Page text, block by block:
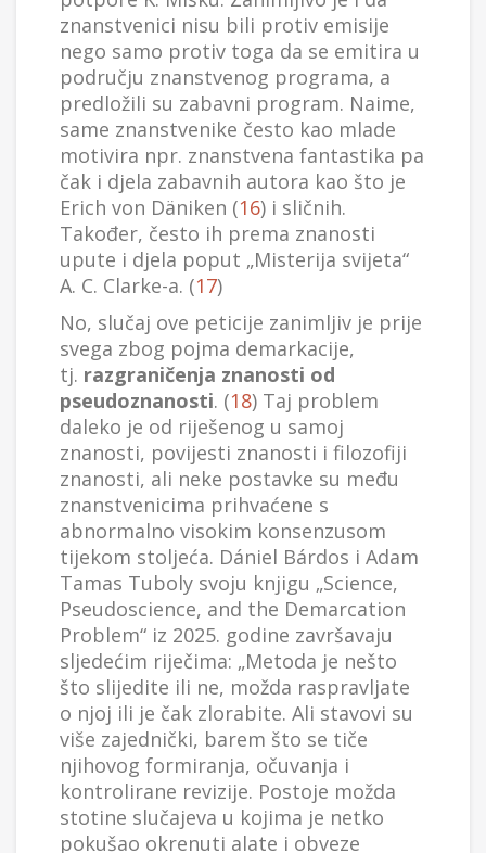
znanstvenici nisu bili protiv emisije
nego samo protiv toga da se emitira u
području znanstvenog programa, a
predložili su zabavni program. Naime,
same znanstvenike često kao mlade
motivira npr. znanstvena fantastika pa
čak i djela zabavnih autora kao što je
Erich von Däniken (16) i sličnih.
Također, često ih prema znanosti
upute i djela poput „Misterija svijeta“
A. C. Clarke-a. (17)
No, slučaj ove peticije zanimljiv je prije
svega zbog pojma demarkacije,
tj. razgraničenja znanosti od
pseudoznanosti. (18) Taj problem
daleko je od riješenog u samoj
znanosti, povijesti znanosti i filozofiji
znanosti, ali neke postavke su među
znanstvenicima prihvaćene s
abnormalno visokim konsenzusom
tijekom stoljeća. Dániel Bárdos i Adam
Tamas Tuboly svoju knjigu „Science,
Pseudoscience, and the Demarcation
Problem“ iz 2025. godine završavaju
sljedećim riječima: „Metoda je nešto
što slijedite ili ne, možda raspravljate
o njoj ili je čak zlorabite. Ali stavovi su
više zajednički, barem što se tiče
njihovog formiranja, očuvanja i
kontrolirane revizije. Postoje možda
stotine slučajeva u kojima je netko
pokušao okrenuti alate i obveze